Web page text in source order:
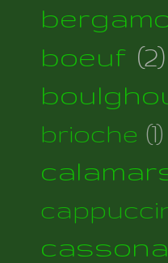
boeuf (2)
brioche (1)